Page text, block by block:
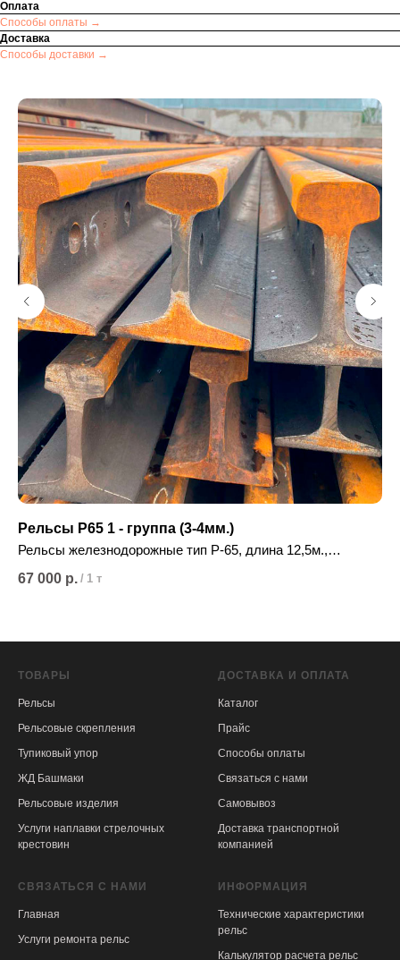
Оплата
Способы оплаты →
Доставка
Способы доставки →
Рельсы Р65 1 - группа (3-4мм.)
Рельсы железнодорожные тип Р-65, длина 12,5м.,
67 000 р. / 1 т
ТОВАРЫ
Рельсы
Рельсовые скрепления
Тупиковый упор
ЖД Башмаки
Рельсовые изделия
Услуги наплавки стрелочных
крестовин
ДОСТАВКА И ОПЛАТА
Каталог
Прайс
Способы оплаты
Связаться с нами
Самовывоз
Доставка транспортной
компанией
СВЯЗАТЬСЯ С НАМИ
Главная
Услуги ремонта рельс
ИНФОРМАЦИЯ
Технические характеристики
рельс
Калькулятор расчета рельс